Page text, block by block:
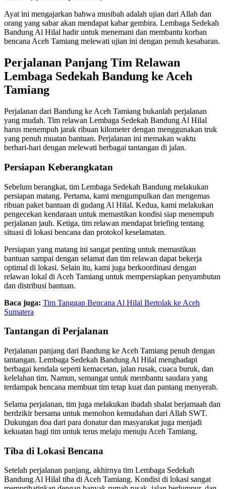
Ayat ini mengajarkan bahwa musibah adalah ujian dari Allah dan
orang yang sabar akan mendapat kabar gembira. Lembaga Sedekah
Bandung Al Hilal hadir untuk menemani dan membantu korban
bencana Aceh Tamiang melewati ujian ini dengan penuh kesabaran.
Perjalanan Panjang Tim Relawan
Lembaga Sedekah Bandung ke Aceh
Tamiang
Perjalanan dari Bandung ke Aceh Tamiang bukanlah perjalanan
yang mudah. Tim relawan Lembaga Sedekah Bandung Al Hilal
harus menempuh jarak ribuan kilometer dengan menggunakan truk
yang penuh muatan bantuan. Perjalanan ini memakan waktu
berhari-hari dengan melewati berbagai tantangan di jalan.
Persiapan Keberangkatan
Sebelum berangkat, tim Lembaga Sedekah Bandung melakukan
persiapan matang. Pertama, kami mengumpulkan dan mengemas
ribuan paket bantuan di gudang Al Hilal. Kedua, kami melakukan
pengecekan kendaraan untuk memastikan kondisi siap menempuh
perjalanan jauh. Ketiga, tim relawan mendapat briefing tentang
situasi di lokasi bencana dan protokol keselamatan.
Persiapan yang matang ini sangat penting untuk memastikan
bantuan sampai dengan selamat dan tim relawan dapat bekerja
optimal di lokasi. Selain itu, kami juga berkoordinasi dengan
relawan lokal di Aceh Tamiang untuk mempersiapkan penyambutan
dan distribusi bantuan.
Baca juga: Tim Tanggap Bencana Al Hilal Bertolak ke Aceh
Sumatera
Tantangan di Perjalanan
Perjalanan panjang dari Bandung ke Aceh Tamiang penuh dengan
tantangan. Lembaga Sedekah Bandung Al Hilal menghadapi
berbagai kendala seperti kemacetan, jalan rusak, cuaca buruk, dan
kelelahan tim. Namun, semangat untuk membantu saudara yang
terdampak bencana membuat tim tetap kuat dan pantang menyerah.
Selama perjalanan, tim juga melakukan ibadah shalat berjamaah dan
berdzikir bersama untuk memohon kemudahan dari Allah SWT.
Dukungan doa dari para donatur dan masyarakat juga menjadi
kekuatan bagi tim untuk terus melaju menuju Aceh Tamiang.
Tiba di Lokasi Bencana
Setelah perjalanan panjang, akhirnya tim Lembaga Sedekah
Bandung Al Hilal tiba di Aceh Tamiang. Kondisi di lokasi sangat